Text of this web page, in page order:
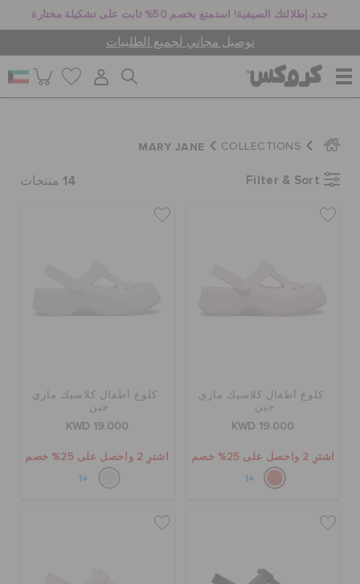
جدد إطلالتك الصيفية! استمتع بخصم 50% ثابت على تشكيلة مختارة
توصيل مجاني لجميع الطلبيات
للرجال
تسجيل الدخول / اشتراك
قائمة الامنيات
COLLECTIONS
MARY JANE
Filter & Sort
14 منتجات
كلوغ أطفال كلاسيك ماري
جين
KWD 19.000
اشترِ 2 واحصل على 25% خصم
+1
كلوغ أطفال كلاسيك ماري
جين
KWD 19.000
اشترِ 2 واحصل على 25% خصم
+1